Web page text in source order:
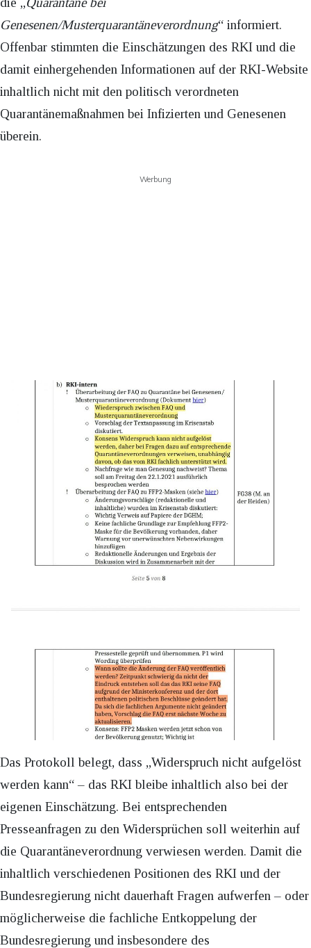
Genesenen/Musterquarantäneverordnung“ informiert.
Offenbar stimmten die Einschätzungen des RKI und die
damit einhergehenden Informationen auf der RKI-Website
inhaltlich nicht mit den politisch verordneten
Quarantänemaßnahmen bei Infizierten und Genesenen
überein.
Werbung
Das Protokoll belegt, dass „Widerspruch nicht aufgelöst
werden kann“ – das RKI bleibe inhaltlich also bei der
eigenen Einschätzung. Bei entsprechenden
Presseanfragen zu den Widersprüchen soll weiterhin auf
die Quarantäneverordnung verwiesen werden. Damit die
inhaltlich verschiedenen Positionen des RKI und der
Bundesregierung nicht dauerhaft Fragen aufwerfen – oder
möglicherweise die fachliche Entkoppelung der
Bundesregierung und insbesondere des